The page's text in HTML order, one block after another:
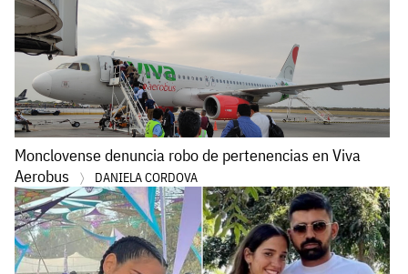
Monclovense denuncia robo de pertenencias en Viva
Aerobus
DANIELA CORDOVA